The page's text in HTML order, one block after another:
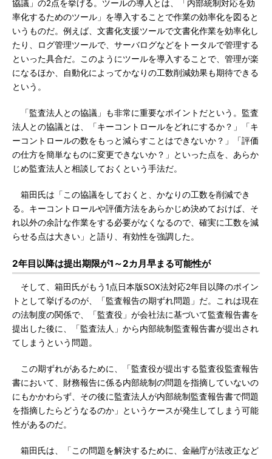
協議」の2点を挙げる。ツールの導入とは、「内部統制対応を効
率化するためのツール」を導入することで作業の効率化を図ると
いうものだ。例えば、文書化支援ツールで文書化作業を効率化し
たり、ログ管理ツールで、サーバログなどをトータルで管理する
といった具合だ。このようにツールを導入することで、管理が楽
になるほか、自動化によってかなりの工数削減効果も期待できる
という。
「監査法人との協議」も非常に重要なポイントだという。監査
法人との協議とは、「キーコントロールをどれにするか？」「キ
ーコントロールの数をもっと減らすことはできないか？」「評価
の仕方を簡単なものに変更できないか？」といった点を、あらか
じめ監査法人と相談しておくという手法だ。
箱田氏は「この協議をしておくと、かなりの工数を削減でき
る。キーコントロールや評価方法をあらかじめ決めておけば、そ
れ以外の余計な作業をする必要がなくなるので、確実に工数を減
らせる点は大きい」と語り、有効性を強調した。
2年目以降は提出期限が1～2カ月早まる可能性が
そして、箱田氏がもう1点日本版SOX法対応2年目以降のポイン
トとして挙げるのが、「監査報告の期ずれ問題」だ。これは現在
の法制度の関係で、「監査役」が会社法に基づいて監査報告書を
提出した後に、「監査法人」から内部統制監査報告書が提出され
てしまうという問題。
この期ずれがあるために、「監査役が提出する監査役監査報告
書において、財務報告に係る内部統制の問題を指摘していないの
にもかかわらず、その後に監査法人が内部統制監査報告書で問題
を指摘したらどうなるのか」というケースが発生してしまう可能
性があるのだ。
箱田氏は、「この問題を解決するために、金融庁が法改正など